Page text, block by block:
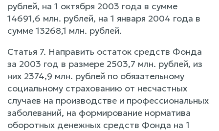
рублей, на 1 октября 2003 года в сумме
14691,6 млн. рублей, на 1 января 2004 года в
сумме 13268,1 млн. рублей.
Статья 7. Направить остаток средств Фонда
за 2003 год в размере 2503,7 млн. рублей, из
них 2374,9 млн. рублей по обязательному
социальному страхованию от несчастных
случаев на производстве и профессиональных
заболеваний, на формирование норматива
оборотных денежных средств Фонда на 1